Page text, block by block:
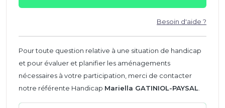
Besoin d'aide ?
Pour toute question relative à une situation de handicap
et pour évaluer et planifier les aménagements
nécessaires à votre participation, merci de contacter
notre référente Handicap Mariella GATINIOL-PAYSAL